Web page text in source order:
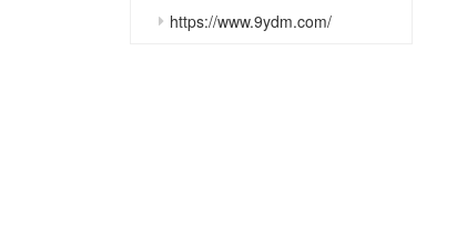
https://www.9ydm.com/